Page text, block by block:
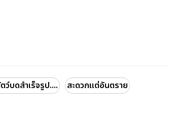
ว์บดสำเร็จรูป.... สะดวกแต่อันตราย